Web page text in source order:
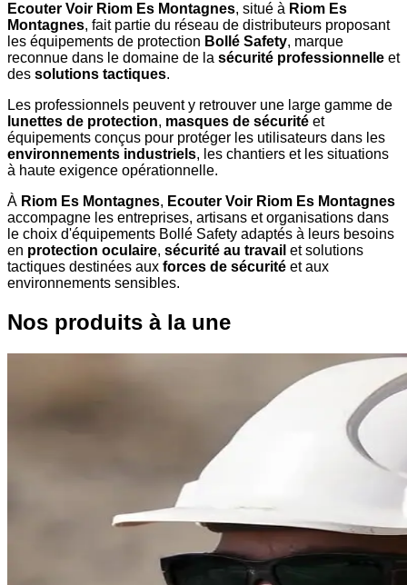
Ecouter Voir Riom Es Montagnes, situé à Riom Es
Montagnes, fait partie du réseau de distributeurs proposant
les équipements de protection Bollé Safety, marque
reconnue dans le domaine de la sécurité professionnelle et
des solutions tactiques.
Les professionnels peuvent y retrouver une large gamme de
lunettes de protection, masques de sécurité et
équipements conçus pour protéger les utilisateurs dans les
environnements industriels, les chantiers et les situations
à haute exigence opérationnelle.
À Riom Es Montagnes, Ecouter Voir Riom Es Montagnes
accompagne les entreprises, artisans et organisations dans
le choix d'équipements Bollé Safety adaptés à leurs besoins
en protection oculaire, sécurité au travail et solutions
tactiques destinées aux forces de sécurité et aux
environnements sensibles.
Nos produits à la une